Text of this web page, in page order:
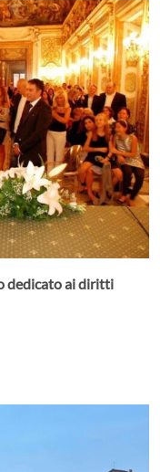
dedicato ai diritti